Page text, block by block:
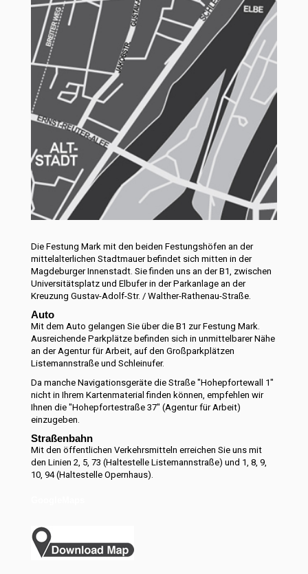
Die Festung Mark mit den beiden Festungshöfen an der
mittelalterlichen Stadtmauer befindet sich mitten in der
Magdeburger Innenstadt. Sie finden uns an der B1, zwischen
Universitätsplatz und Elbufer in der Parkanlage an der
Kreuzung Gustav-Adolf-Str. / Walther-Rathenau-Straße.
Auto
Mit dem Auto gelangen Sie über die B1 zur Festung Mark.
Ausreichende Parkplätze befinden sich in unmittelbarer Nähe
an der Agentur für Arbeit, auf den Großparkplätzen
Listemannstraße und Schleinufer.
Da manche Navigationsgeräte die Straße "Hohepfortewall 1"
nicht in Ihrem Kartenmaterial finden können, empfehlen wir
Ihnen die "Hohepfortestraße 37" (Agentur für Arbeit)
einzugeben.
Straßenbahn
Mit den öffentlichen Verkehrsmitteln erreichen Sie uns mit
den Linien 2, 5, 73 (Haltestelle Listemannstraße) und 1, 8, 9,
10, 94 (Haltestelle Opernhaus).